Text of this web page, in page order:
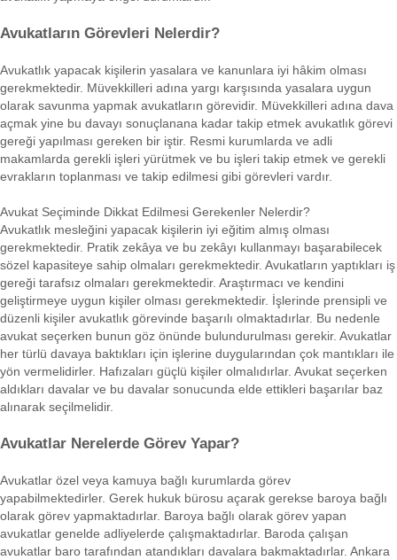
Avukatların Görevleri Nelerdir?
Avukatlık yapacak kişilerin yasalara ve kanunlara iyi hâkim olması
gerekmektedir. Müvekkilleri adına yargı karşısında yasalara uygun
olarak savunma yapmak avukatların görevidir. Müvekkilleri adına dava
açmak yine bu davayı sonuçlanana kadar takip etmek avukatlık görevi
gereği yapılması gereken bir iştir. Resmi kurumlarda ve adli
makamlarda gerekli işleri yürütmek ve bu işleri takip etmek ve gerekli
evrakların toplanması ve takip edilmesi gibi görevleri vardır.
Avukat Seçiminde Dikkat Edilmesi Gerekenler Nelerdir?
Avukatlık mesleğini yapacak kişilerin iyi eğitim almış olması
gerekmektedir. Pratik zekâya ve bu zekâyı kullanmayı başarabilecek
sözel kapasiteye sahip olmaları gerekmektedir. Avukatların yaptıkları iş
gereği tarafsız olmaları gerekmektedir. Araştırmacı ve kendini
geliştirmeye uygun kişiler olması gerekmektedir. İşlerinde prensipli ve
düzenli kişiler avukatlık görevinde başarılı olmaktadırlar. Bu nedenle
avukat seçerken bunun göz önünde bulundurulması gerekir. Avukatlar
her türlü davaya baktıkları için işlerine duygularından çok mantıkları ile
yön vermelidirler. Hafızaları güçlü kişiler olmalıdırlar. Avukat seçerken
aldıkları davalar ve bu davalar sonucunda elde ettikleri başarılar baz
alınarak seçilmelidir.
Avukatlar Nerelerde Görev Yapar?
Avukatlar özel veya kamuya bağlı kurumlarda görev
yapabilmektedirler. Gerek hukuk bürosu açarak gerekse baroya bağlı
olarak görev yapmaktadırlar. Baroya bağlı olarak görev yapan
avukatlar genelde adliyelerde çalışmaktadırlar. Baroda çalışan
avukatlar baro tarafından atandıkları davalara bakmaktadırlar. Ankara